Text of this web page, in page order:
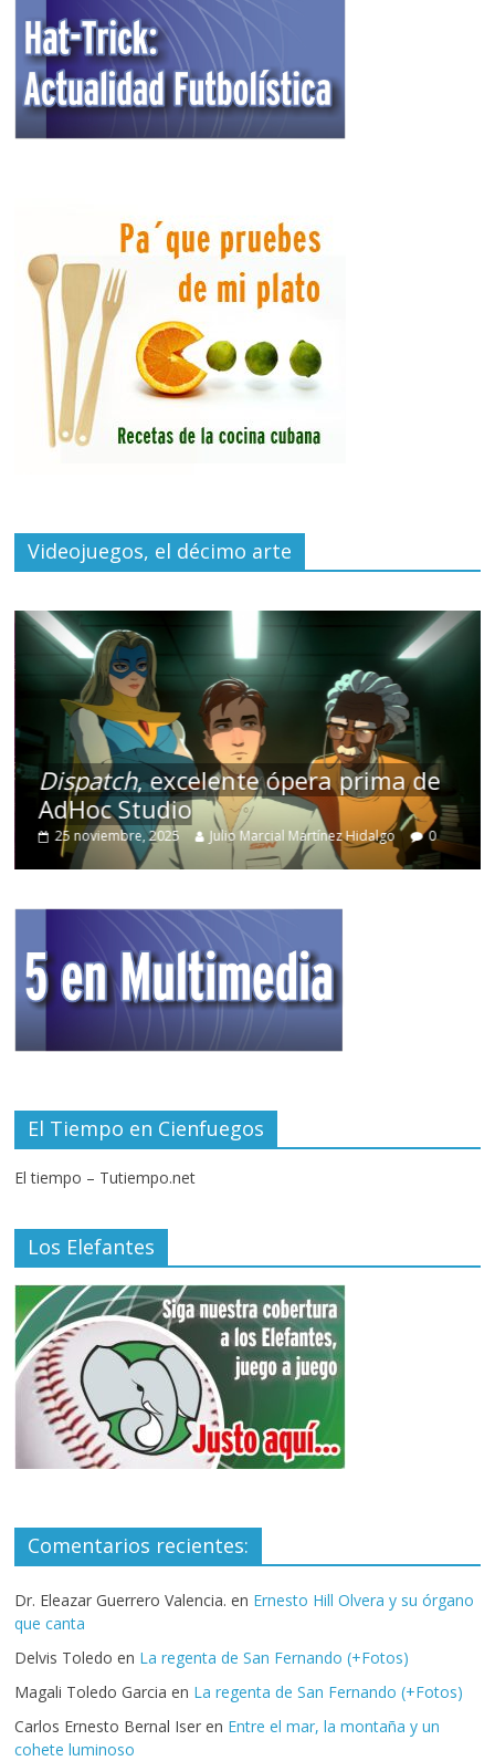
Videojuegos, el décimo arte
Dispatch, excelente ópera prima de
AdHoc Studio
25 noviembre, 2025 Julio Marcial Martínez Hidalgo 0
El Tiempo en Cienfuegos
El tiempo – Tutiempo.net
Los Elefantes
Comentarios recientes:
Dr. Eleazar Guerrero Valencia. en Ernesto Hill Olvera y su órgano
que canta
Delvis Toledo en La regenta de San Fernando (+Fotos)
Magali Toledo Garcia en La regenta de San Fernando (+Fotos)
Carlos Ernesto Bernal Iser en Entre el mar, la montaña y un
cohete luminoso